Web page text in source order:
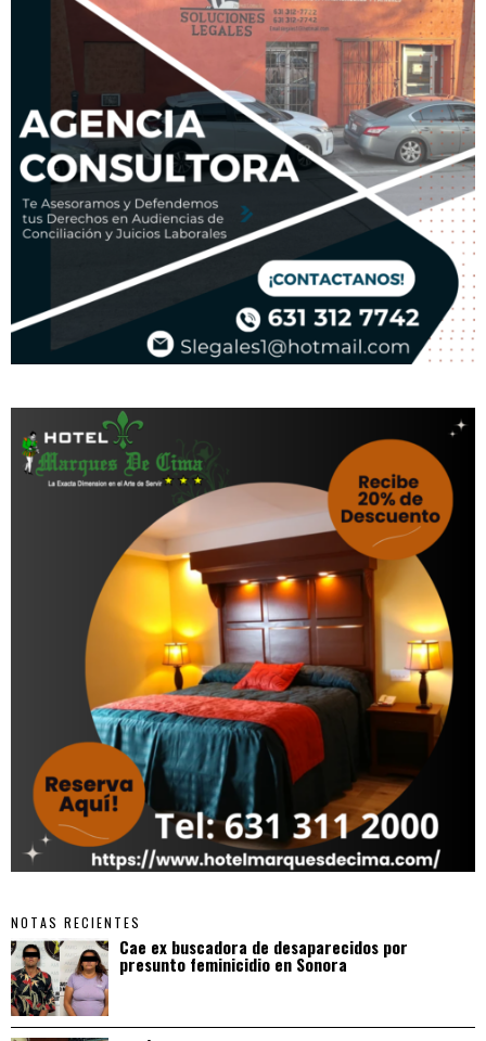
NOTAS RECIENTES
Cae ex buscadora de desaparecidos por
presunto feminicidio en Sonora